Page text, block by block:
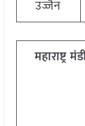
उज्जैन
महाराष्ट्र